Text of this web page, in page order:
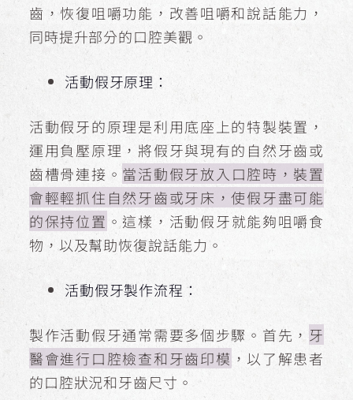
齒，恢復咀嚼功能，改善咀嚼和說話能力，
同時提升部分的口腔美觀。
活動假牙原理：
活動假牙的原理是利用底座上的特製裝置，
運用負壓原理，將假牙與現有的自然牙齒或
齒槽骨連接。 當活動假牙放入口腔時，裝置
會輕輕抓住自然牙齒或牙床，使假牙盡可能
的保持位置 。這樣，活動假牙就能夠咀嚼食
物，以及幫助恢復說話能力。
活動假牙製作流程：
製作活動假牙通常需要多個步驟。首先， 牙
醫會進行口腔檢查和牙齒印模 ，以了解患者
的口腔狀況和牙齒尺寸。